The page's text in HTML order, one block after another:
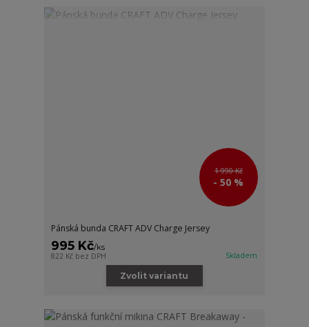
1 990 Kč
- 50 %
Pánská bunda CRAFT ADV Charge Jersey
995 Kč/ks
822 Kč bez DPH Skladem
Zvolit variantu